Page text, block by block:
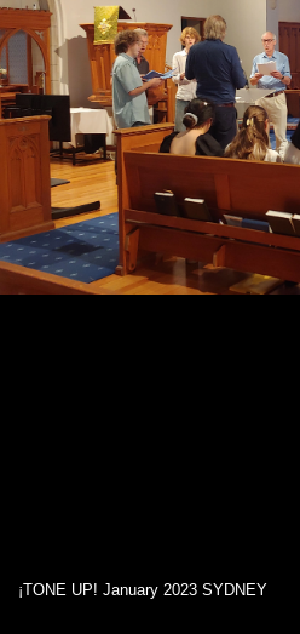
¡TONE UP! January 2023 SYDNEY